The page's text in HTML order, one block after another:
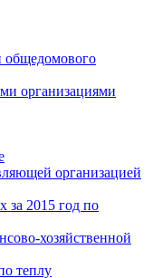
общедомового
организациями
организацией
за 2015 год по
хозяйственной
теплу